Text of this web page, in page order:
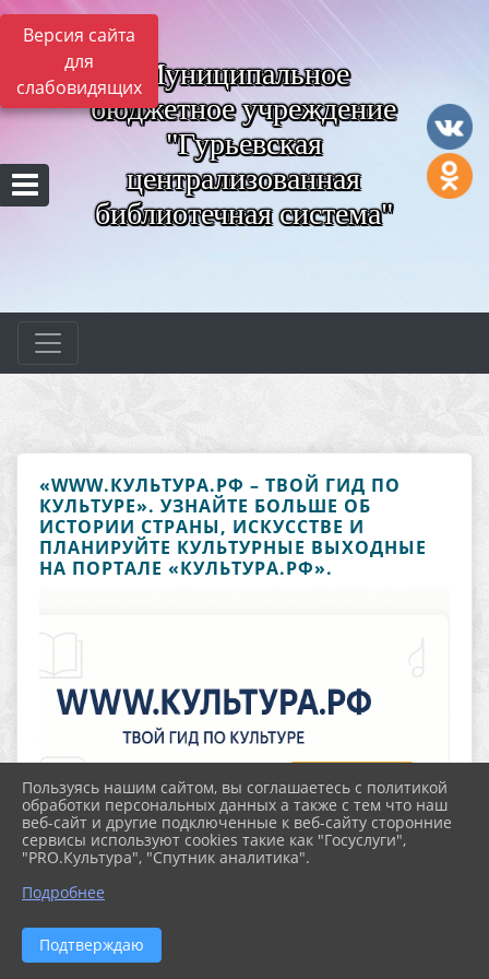
Версия сайта
для
слабовидящих Муниципальное
бюджетное учреждение
"Гурьевская
централизованная
библиотечная система"
«WWW.КУЛЬТУРА.РФ – ТВОЙ ГИД ПО
КУЛЬТУРЕ». УЗНАЙТЕ БОЛЬШЕ ОБ
ИСТОРИИ СТРАНЫ, ИСКУССТВЕ И
ПЛАНИРУЙТЕ КУЛЬТУРНЫЕ ВЫХОДНЫЕ
НА ПОРТАЛЕ «КУЛЬТУРА.РФ».
Пользуясь нашим сайтом, вы соглашаетесь с политикой
обработки персональных данных а также с тем что наш
веб-сайт и другие подключенные к веб-сайту сторонние
сервисы используют cookies такие как "Госуслуги",
"PRO.Культура", "Спутник аналитика".
Подробнее
Подтверждаю